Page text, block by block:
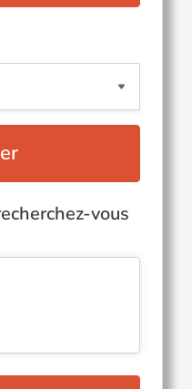
vous